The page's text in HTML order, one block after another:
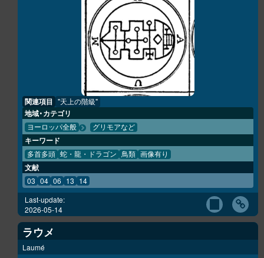
関連項目 "天上の階級"
地域・カテゴリ
ヨーロッパ全般 グリモアなど
キーワード
多首多頭 蛇・龍・ドラゴン 鳥類 画像有り
文献
03 04 06 13 14
Last-update:
2026-05-14
ラウメ
Laumé